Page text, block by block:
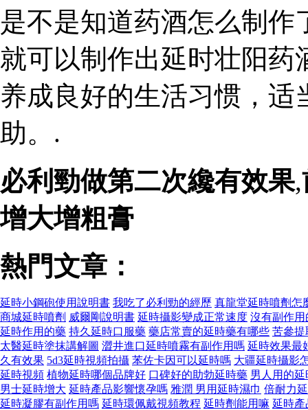
是不是知道药酒怎么制
就可以制作出延时壮阳药
养成良好的生活习惯，
助。.
必利勁做第二次纔有效果,
增大增粗膏
熱門文章：
延時小鋼砲使用說明書 我吃了必利勁的經歷 真龍堂延時噴劑怎
商城延時噴劑 威爾剛說明書 延時攝影變成正常速度 沒有副作
延時作用的藥 持久延時口服藥 藥店常賣的延時藥有哪些 苦參提
太醫延時塗抹講解圖 澀井進口延時噴霧有副作用嗎 延時效果最
久有效果 5d3延時視頻拍攝 苯佐卡因可以延時嗎 大疆延時攝影
延時視頻 植物延時哪個品牌好 口碑好的助勃延時藥 男人用的
男士延時增大 延時產品影響懷孕嗎 雅潤 男用延時濕巾 倍耐力
延時凝膠有副作用嗎 延時環佩戴視頻教程 延時劑能用嘛 延時產